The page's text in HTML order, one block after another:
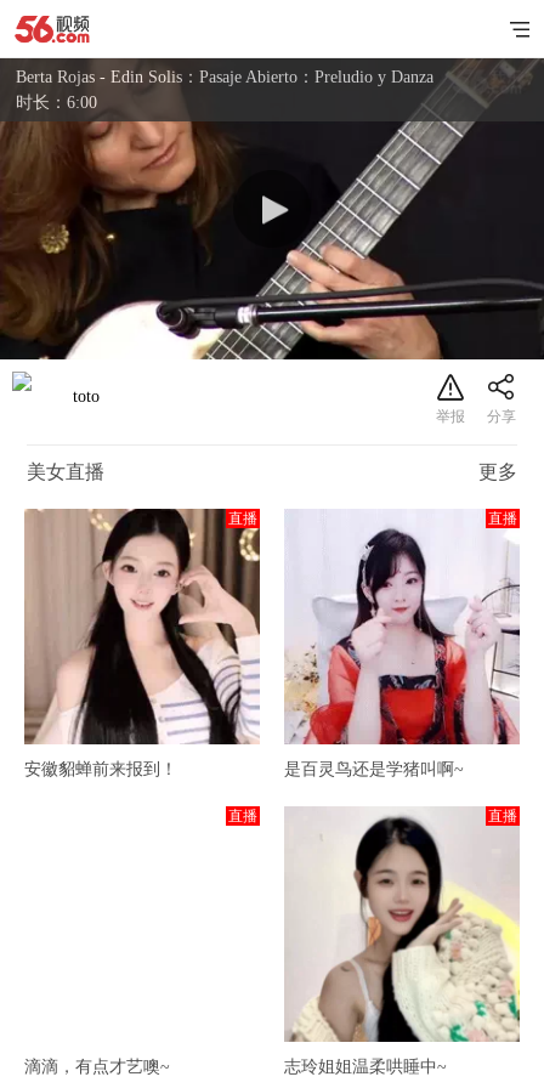
Berta Rojas - Edin Solis：Pasaje Abierto：Preludio y Danza
时长：6:00
toto
美女直播 更多
直播
安徽貂蝉前来报到！
直播
是百灵鸟还是学猪叫啊~
直播
滴滴，有点才艺噢~
直播
志玲姐姐温柔哄睡中~